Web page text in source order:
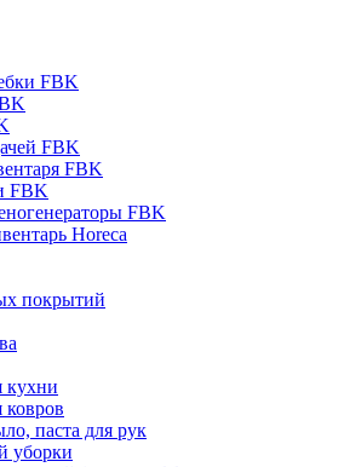
FBK
FBK
FBK
FBK
FBK
Horeca
покрытий
кухни
ковров
паста для рук
уборки